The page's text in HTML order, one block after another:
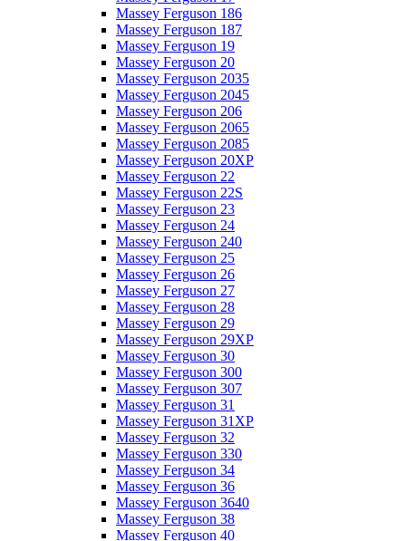
Massey Ferguson 186
Massey Ferguson 187
Massey Ferguson 19
Massey Ferguson 20
Massey Ferguson 2035
Massey Ferguson 2045
Massey Ferguson 206
Massey Ferguson 2065
Massey Ferguson 2085
Massey Ferguson 20XP
Massey Ferguson 22
Massey Ferguson 22S
Massey Ferguson 23
Massey Ferguson 24
Massey Ferguson 240
Massey Ferguson 25
Massey Ferguson 26
Massey Ferguson 27
Massey Ferguson 28
Massey Ferguson 29
Massey Ferguson 29XP
Massey Ferguson 30
Massey Ferguson 300
Massey Ferguson 307
Massey Ferguson 31
Massey Ferguson 31XP
Massey Ferguson 32
Massey Ferguson 330
Massey Ferguson 34
Massey Ferguson 36
Massey Ferguson 3640
Massey Ferguson 38
Massey Ferguson 40